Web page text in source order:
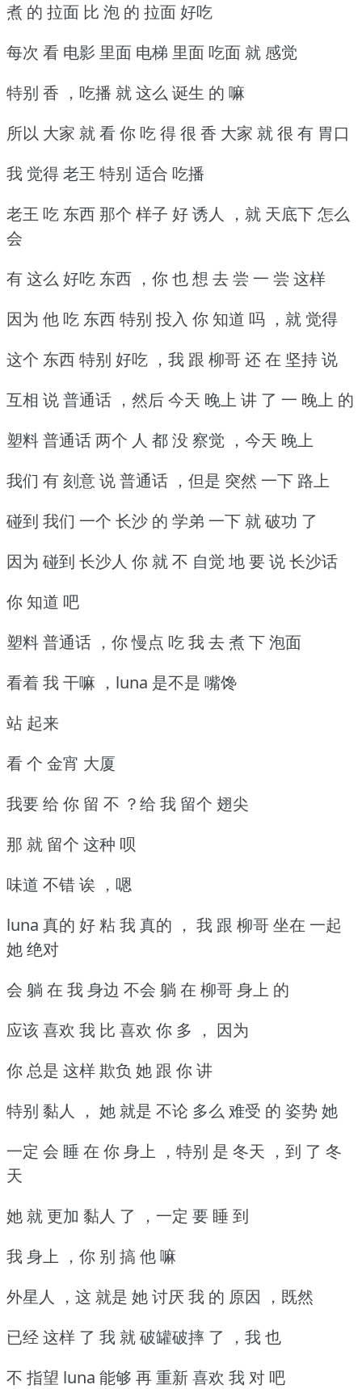
煮 的 拉面 比 泡 的 拉面 好吃
每次 看 电影 里面 电梯 里面 吃面 就 感觉
特别 香 ，吃播 就 这么 诞生 的 嘛
所以 大家 就 看 你 吃 得 很 香 大家 就 很 有 胃口
我 觉得 老王 特别 适合 吃播
老王 吃 东西 那个 样子 好 诱人 ，就 天底下 怎么
会
有 这么 好吃 东西 ，你 也 想 去 尝 一 尝 这样
因为 他 吃 东西 特别 投入 你 知道 吗 ，就 觉得
这个 东西 特别 好吃 ，我 跟 柳哥 还 在 坚持 说
互相 说 普通话 ，然后 今天 晚上 讲 了 一 晚上 的
塑料 普通话 两个 人 都 没 察觉 ，今天 晚上
我们 有 刻意 说 普通话 ，但是 突然 一下 路上
碰到 我们 一个 长沙 的 学弟 一下 就 破功 了
因为 碰到 长沙人 你 就 不 自觉 地 要 说 长沙话
你 知道 吧
塑料 普通话 ，你 慢点 吃 我 去 煮 下 泡面
看着 我 干嘛 ，luna 是不是 嘴馋
站 起来
看 个 金宵 大厦
我要 给 你 留 不 ？给 我 留个 翅尖
那 就 留个 这种 呗
味道 不错 诶 ，嗯
luna 真的 好 粘 我 真的 ， 我 跟 柳哥 坐在 一起
她 绝对
会 躺 在 我 身边 不会 躺 在 柳哥 身上 的
应该 喜欢 我 比 喜欢 你 多 ， 因为
你 总是 这样 欺负 她 跟 你 讲
特别 黏人 ， 她 就是 不论 多么 难受 的 姿势 她
一定 会 睡 在 你 身上 ，特别 是 冬天 ，到 了 冬
天
她 就 更加 黏人 了 ，一定 要 睡 到
我 身上 ，你 别 搞 他 嘛
外星人 ，这 就是 她 讨厌 我 的 原因 ，既然
已经 这样 了 我 就 破罐破摔 了 ，我 也
不 指望 luna 能够 再 重新 喜欢 我 对 吧